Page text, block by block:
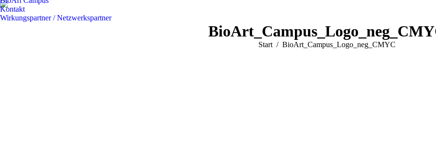
Kontakt
Wirkungspartner / Netzwerkspartner
Sie befinden sich hier:
Start BioArt_Campus_Logo_neg_CMYC